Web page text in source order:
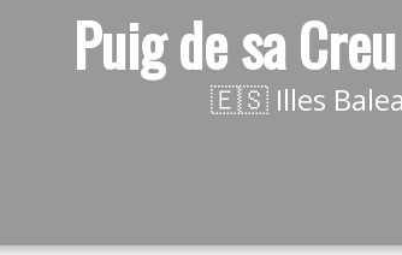
Puig de sa
🇪🇸 Illes